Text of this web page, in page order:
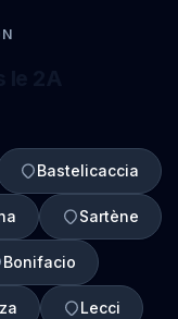
Bastelicaccia
Sartène
Bonifacio
Lecci